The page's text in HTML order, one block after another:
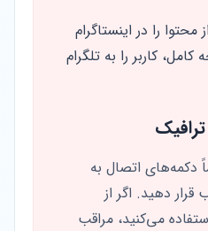
را در اینستاگرام
کاربر را به تلگرام
دکمه‌های اتصال به
قرار دهید. اگر از
می‌کنید، مراقب